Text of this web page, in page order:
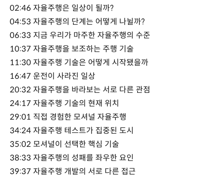
02:46 자율주행은 일상이 될까?
04:53 자율주행의 단계는 어떻게 나뉠까?
06:33 지금 우리가 마주한 자율주행의 수준
10:37 자율주행을 보조하는 주행 기술
11:30 자율주행 기술은 어떻게 시작됐을까
16:47 운전이 사라진 일상
20:32 자율주행을 바라보는 서로 다른 관점
24:17 자율주행 기술의 현재 위치
29:01 직접 경험한 모셔널 자율주행
34:24 자율주행 테스트가 집중된 도시
35:02 모셔널이 선택한 핵심 기술
38:33 자율주행의 성패를 좌우한 요인
39:37 자율주행 개발의 서로 다른 접근